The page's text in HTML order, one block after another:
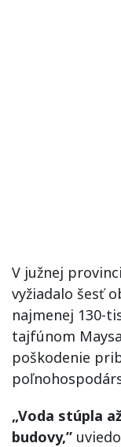
V južnej
vyžiadalo šesť
najmenej 130-
tajfúnom
poškodenie
„Voda stúpla
budovy,”